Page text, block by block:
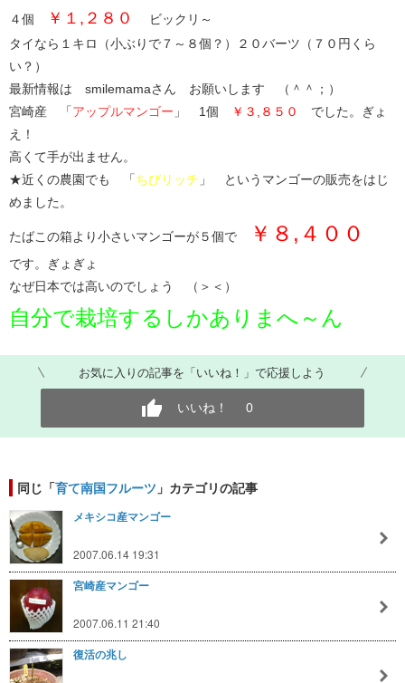
４個
￥１,２８０
ビックリ～
タイなら１キロ（小ぶりで７～８個？）２０バーツ（７０円くら
い？）
最新情報は smilemamaさん お願いします （＾＾；）
宮崎産 「アップルマンゴー 」 1個 ￥３,８５０ でした。ぎょ
え！
高くて手が出ません。
★近くの農園でも 「ちびリッチ 」 というマンゴーの販売をはじ
めました。
たばこの箱より小さいマンゴーが５個で ￥８,４００
です。ぎょぎょ
なぜ日本では高いのでしょう （＞＜）
自分で栽培するしかありまへ～ん
お気に入りの記事を「いいね！」で応援しよう
いいね！ 0
同じ「育て南国フルーツ 」カテゴリの記事
メキシコ産マンゴー
2007.06.14 19:31
宮崎産マンゴー
2007.06.11 21:40
復活の兆し